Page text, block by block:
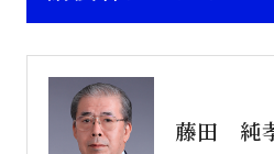
藤田 純